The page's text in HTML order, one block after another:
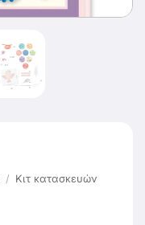
/ Κιτ κατασκευών